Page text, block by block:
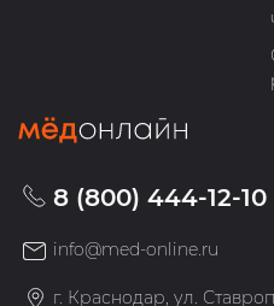
8 (800) 444-12-10
info@med-online.ru
г. Краснодар, ул.